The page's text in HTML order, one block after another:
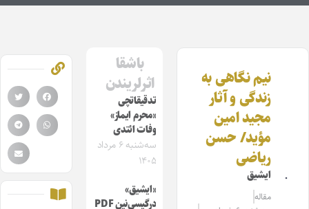
نیم نگاهی به
زندگی و آثار
مجید امین
مؤید/ حسن
ریاضی
ایشیق
مقاله‌
باشقا
اثرلریندن
تدقیقاتچی
«محرم ایماز»
وفات ائتدی
سه‌شنبه ۶ مرداد
۱۴۰۵
«ایشیق»
درگیسی‌نین PDF